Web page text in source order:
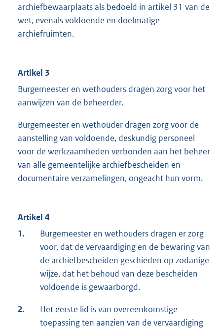
archiefbewaarplaats als bedoeld in artikel 31 van de
wet, evenals voldoende en doelmatige
archiefruimten.
Artikel 3
Burgemeester en wethouders dragen zorg voor het
aanwijzen van de beheerder.
Burgemeester en wethouder dragen zorg voor de
aanstelling van voldoende, deskundig personeel
voor de werkzaamheden verbonden aan het beheer
van alle gemeentelijke archiefbescheiden en
documentaire verzamelingen, ongeacht hun vorm.
Artikel 4
1.
Burgemeester en wethouders dragen er zorg
voor, dat de vervaardiging en de bewaring van
de archiefbescheiden geschieden op zodanige
wijze, dat het behoud van deze bescheiden
voldoende is gewaarborgd.
2.
Het eerste lid is van overeenkomstige
toepassing ten aanzien van de vervaardiging